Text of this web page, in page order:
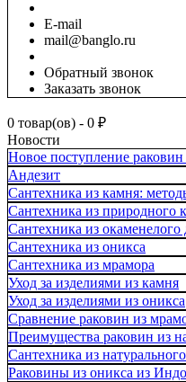
E-mail
mail@banglo.ru
Обратный звонок
Заказать звонок
0 товар(ов) - 0 ₽
Новости
Новое поступление
Андезит
Сантехника из камня:
Сантехника из природного
Сантехника из окаменелого
Сантехника из оникса
Сантехника из мрамора
Уход за изделиями из камня
Уход за изделиями из оникса
Сравнение раковин из
Преимущества раковин из
Сантехника из
Раковины из оникса из